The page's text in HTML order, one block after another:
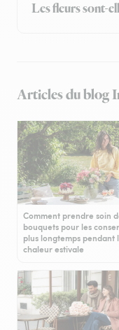
Les fleurs sont-
Articles du blog
Comment prendre soin
bouquets pour les
plus longtemps pendant
chaleur estivale